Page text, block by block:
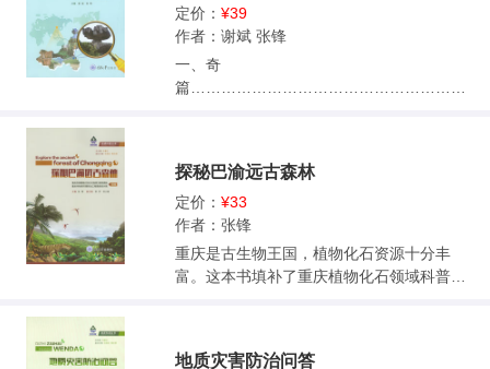
13 2.1 奥陶纪
14 2.2 志留纪
…………………………………………… 29 3.
2 三叠纪晚期
……………………………………………………
384.侏罗纪—白垩纪
……………………………………………………
42 4.1 侏罗纪
定价： ¥39
作者：谢斌 张锋
一、奇
篇
洞
001 2.中石院天
坑
002 3.后坪天坑
群
缸
探秘巴渝远古森林
定价： ¥33
作者：张锋
重庆是古生物王国，植物化石资源十分丰
富。这本书填补了重庆植物化石领域科普读
地质灾害防治问答